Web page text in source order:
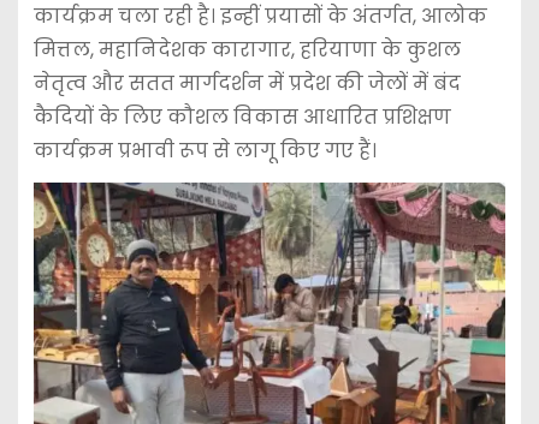
कार्यक्रम चला रही है। इन्हीं प्रयासों के अंतर्गत, आलोक
मित्तल, महानिदेशक कारागार, हरियाणा के कुशल
नेतृत्व और सतत मार्गदर्शन में प्रदेश की जेलों में बंद
कैदियों के लिए कौशल विकास आधारित प्रशिक्षण
कार्यक्रम प्रभावी रूप से लागू किए गए हैं।